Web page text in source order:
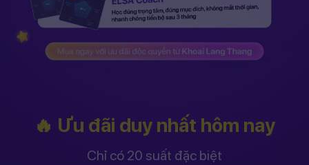
🔥 Ưu đãi duy nhất hôm nay
Chỉ có 20 suất đặc biệt